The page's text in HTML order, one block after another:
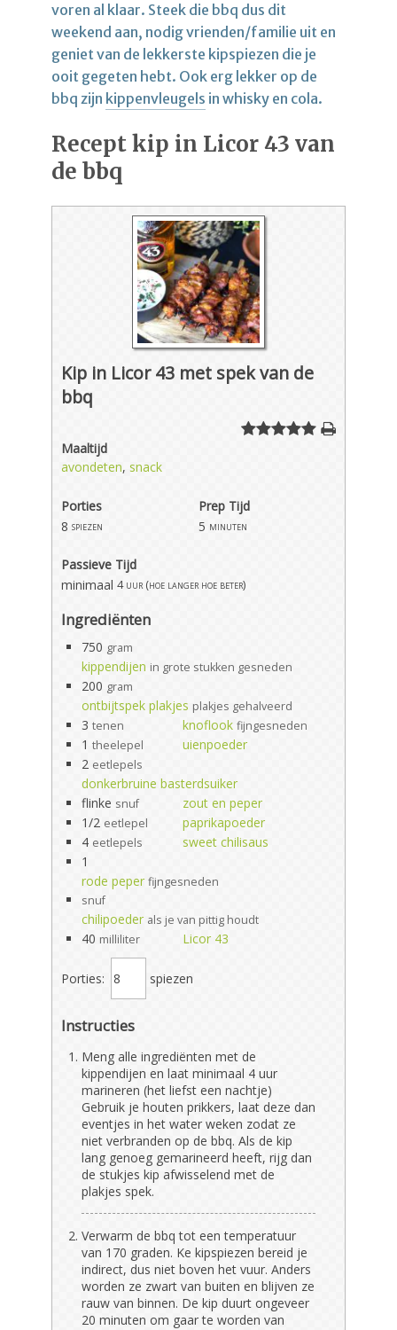
voren al klaar. Steek die bbq dus dit
weekend aan, nodig vrienden/familie uit en
geniet van de lekkerste kipspiezen die je
ooit gegeten hebt. Ook erg lekker op de
bbq zijn kippenvleugels in whisky en cola.
Recept kip in Licor 43 van
de bbq
Kip in Licor 43 met spek van de
bbq
Maaltijd
avondeten, snack
Porties
Prep Tijd
8 spiezen 5 minuten
Passieve Tijd
minimaal 4 uur (hoe langer hoe beter)
Ingrediënten
750 gram
kippendijen in grote stukken gesneden
200 gram
ontbijtspek plakjes plakjes gehalveerd
3 tenen knoflook fijngesneden
1 theelepel
uienpoeder
2 eetlepels
donkerbruine basterdsuiker
flinke snuf
zout en peper
1/2 eetlepel
paprikapoeder
4 eetlepels
sweet chilisaus
1
rode peper fijngesneden
snuf
chilipoeder als je van pittig houdt
40 milliliter Licor 43
Porties: spiezen
Instructies
Meng alle ingrediënten met de
kippendijen en laat minimaal 4 uur
marineren (het liefst een nachtje)
Gebruik je houten prikkers, laat deze dan
eventjes in het water weken zodat ze
niet verbranden op de bbq. Als de kip
lang genoeg gemarineerd heeft, rijg dan
de stukjes kip afwisselend met de
plakjes spek.
Verwarm de bbq tot een temperatuur
van 170 graden. Ke kipspiezen bereid je
indirect, dus niet boven het vuur. Anders
worden ze zwart van buiten en blijven ze
rauw van binnen. De kip duurt ongeveer
20 minuten om gaar te worden van